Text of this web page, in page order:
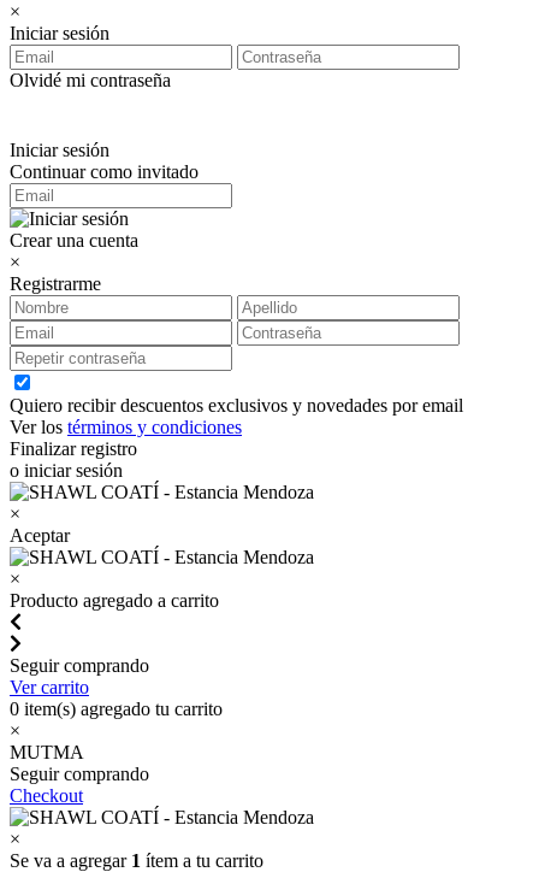
×
Iniciar sesión
Olvidé mi contraseña
Iniciar sesión
Continuar como invitado
Crear una cuenta
×
Registrarme
Quiero recibir descuentos exclusivos y novedades por email
Ver los términos y condiciones
Finalizar registro
o iniciar sesión
×
Aceptar
×
Producto agregado a carrito
Seguir comprando
Ver carrito
0 item(s) agregado tu carrito
×
MUTMA
Seguir comprando
Checkout
×
Se va a agregar 1 ítem a tu carrito